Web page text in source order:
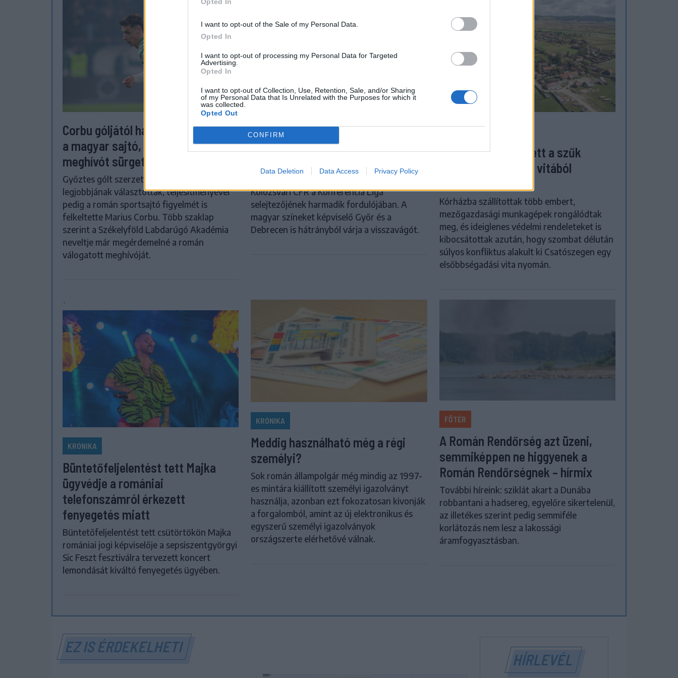
I want to opt-out of the Sale of my Personal Data.
Opted In
I want to opt-out of processing my Personal Data for Targeted
Advertising.
Opted In
I want to opt-out of Collection, Use, Retention, Sale, and/or Sharing
of my Personal Data that Is Unrelated with the Purposes for which it
was collected.
Opted Out
CONFIRM
Data Deletion Data Access Privacy Policy
Corbu góljától hangos a román és
a magyar sajtó, válogatott
meghívót sürgetnek
Győztes gólt szerzett, a mérkőzés
legjobbjának választották, teljesítményével
pedig a román sportsajtó figyelmét is
felkeltette Marius Corbu. Több szaklap
szerint a Székelyföld Labdarúgó Akadémia
neveltje már megérdemelné a román
válogatott meghívóját.
Nagy pofonba szaladt belé a
Kolozsvári CFR, kikapott a Győr és
Súlyos vereséget szenvedett hazai pályán a
Kolozsvári CFR a Konferencia Liga
selejtezőjének harmadik fordulójában. A
magyar színeket képviselő Győr és a
Debrecen is hátrányból várja a visszavágót.
Tömegverekedés lett a szűk
mezőgazdasági úti vitából
Kórházba szállítottak több embert,
mezőgazdasági munkagépek rongálódtak
meg, és ideiglenes védelmi rendeleteket is
kibocsátottak azután, hogy szombat délután
súlyos konfliktus alakult ki Csatószegen egy
elsőbbségadási vita nyomán.
`
KRÓNIKA
Büntetőfeljelentést tett Majka
ügyvédje a romániai
telefonszámról érkezett
fenyegetés miatt
Büntetőfeljelentést tett csütörtökön Majka
romániai jogi képviselője a sepsiszentgyörgyi
Sic Feszt fesztiválra tervezett koncert
lemondását kiváltó fenyegetés ügyében.
KRÓNIKA
Meddig használható még a régi
személyi?
Sok román állampolgár még mindig az 1997-
es mintára kiállított személyi igazolványt
használja, azonban ezt fokozatosan kivonják
a forgalomból, amint az új elektronikus és
egyszerű személyi igazolványok
országszerte elérhetővé válnak.
FŐTÉR
A Román Rendőrség azt üzeni,
semmiképpen ne higgyenek a
Román Rendőrségnek – hírmix
További híreink: sziklát akart a Dunába
robbantani a hadsereg, egyelőre sikertelenül,
az illetékes szerint pedig semmiféle
korlátozás nem lesz a lakossági
áramfogyasztásban.
EZ IS ÉRDEKELHETI
HÍRLEVÉL